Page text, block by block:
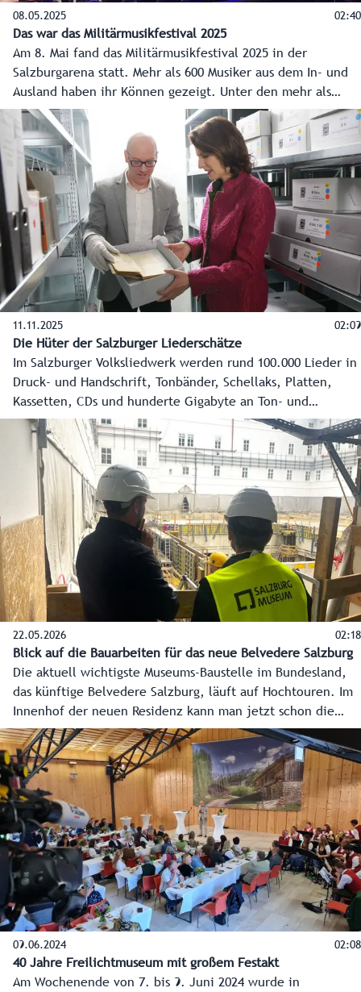
08.05.2025 02:40
Das war das Militärmusikfestival 2025
Am 8. Mai fand das Militärmusikfestival 2025 in der
Salzburgarena statt. Mehr als 600 Musiker aus dem In- und
Ausland haben ihr Können gezeigt. Unter den mehr als
4.000 begeisterten Gästen waren auch Landeshauptmann
Wilfried Haslauer sowie die Bundesministerien für
Verteidigung, Klaudia Tanner.
11.11.2025 02:09
Die Hüter der Salzburger Liederschätze
Im Salzburger Volksliedwerk werden rund 100.000 Lieder in
Druck- und Handschrift, Tonbänder, Schellaks, Platten,
Kassetten, CDs und hunderte Gigabyte an Ton- und
Filmaufnahmen als volkskulturelle Schätze des Landes
archiviert und zugänglich gemacht. Über eine Online-
Datenbank werden alle Lieder für die Allgemeinheit
verfügbar gemacht. Gesucht kann auch nach Ausschnitten
aus Melodien mit Hilfe einer Online-Klaviatur werden.
22.05.2026 02:18
Blick auf die Bauarbeiten für das neue Belvedere Salzburg
Die aktuell wichtigste Museums-Baustelle im Bundesland,
das künftige Belvedere Salzburg, läuft auf Hochtouren. Im
Innenhof der neuen Residenz kann man jetzt schon die
neuen Räumlichkeiten erahnen. Die gleichzeitige
Sanierung des Salzburg Museums und der Neubau gleich
nebenan bringen große Herausforderungen im Kulturbau
mit sich.
09.06.2024 02:08
40 Jahre Freilichtmuseum mit großem Festakt
Am Wochenende von 7. bis 9. Juni 2024 wurde in